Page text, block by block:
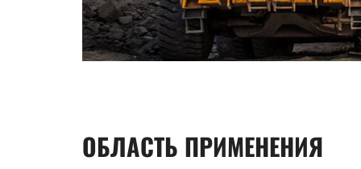
ОБЛАСТЬ ПРИМЕНЕНИЯ